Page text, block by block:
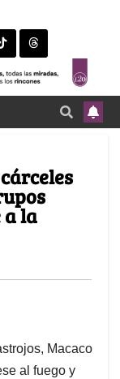
a la
Macaco
al fuego y